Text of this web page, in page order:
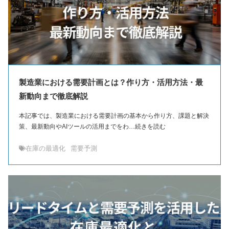
製造業における需要計画とは？作り方・活用方法・最
新動向まで徹底解説
本記事では、製造業における需要計画の基本から作り方、課題と解決
策、最新動向やAIツールの活用までをわ…続きを読む
在庫の最適化 需要予測